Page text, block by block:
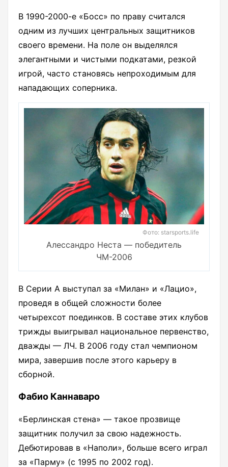
В 1990-2000-е «Босс» по праву считался
одним из лучших центральных защитников
своего времени. На поле он выделялся
элегантными и чистыми подкатами, резкой
игрой, часто становясь непроходимым для
нападающих соперника.
Фото: starsports.life
Алессандро Неста — победитель
ЧМ-2006
В Серии А выступал за «Милан» и «Лацио»,
проведя в общей сложности более
четырехсот поединков. В составе этих клубов
трижды выигрывал национальное первенство,
дважды — ЛЧ. В 2006 году стал чемпионом
мира, завершив после этого карьеру в
сборной.
Фабио Каннаваро
«Берлинская стена» — такое прозвище
защитник получил за свою надежность.
Дебютировав в «Наполи», больше всего играл
за «Парму» (с 1995 по 2002 год).